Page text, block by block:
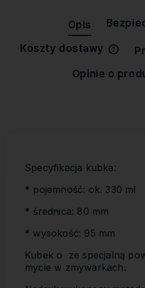
Opis
Koszty dostawy
Opinie o
Specyfikacja kubka:
* pojemność: ok. 330 ml
* średnica: 80 mm
* wysokość: 95 mm
Kubek o ze specjalną
mycie w zmywarkach.